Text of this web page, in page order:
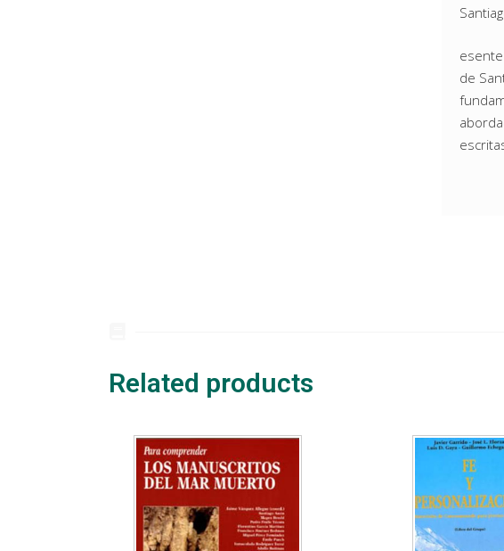
de
Related products